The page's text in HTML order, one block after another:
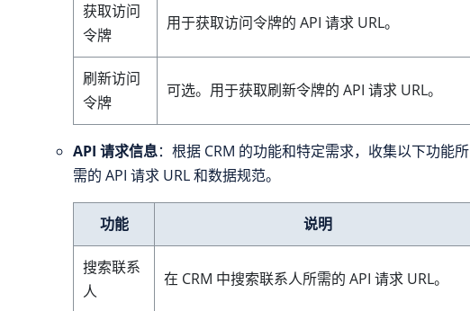
获取访问
令牌
用于获取访问令牌的 API 请求 URL。
刷新访问
令牌
可选。用于获取刷新令牌的 API 请求 URL。
API 请求信息：根据 CRM 的功能和特定需求，收集以下功能所
需的 API 请求 URL 和数据规范。
功能 说明
搜索联系
人
在 CRM 中搜索联系人所需的 API 请求 URL。